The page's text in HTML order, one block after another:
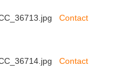
Contact
Contact